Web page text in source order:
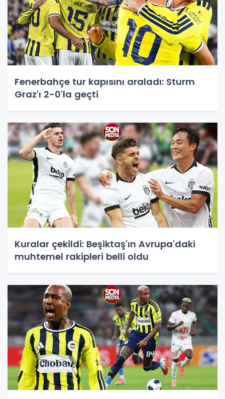
Fenerbahçe tur kapısını araladı: Sturm
Graz'ı 2-0'la geçti
Kuralar çekildi: Beşiktaş'ın Avrupa'daki
muhtemel rakipleri belli oldu